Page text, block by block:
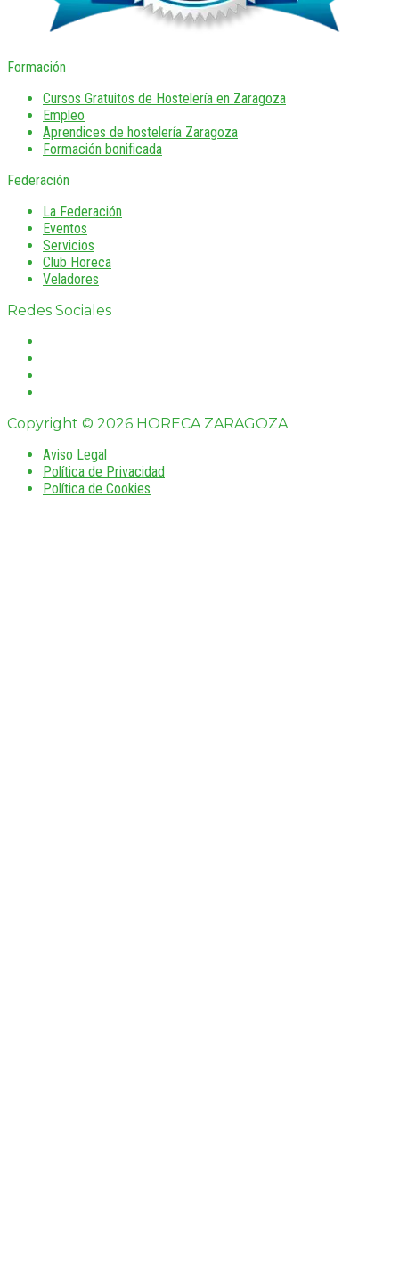
Formación
Cursos Gratuitos de Hostelería en Zaragoza
Empleo
Aprendices de hostelería Zaragoza
Formación bonificada
Federación
La Federación
Eventos
Servicios
Club Horeca
Veladores
Redes Sociales
Copyright © 2026 HORECA ZARAGOZA
Aviso Legal
Política de Privacidad
Política de Cookies